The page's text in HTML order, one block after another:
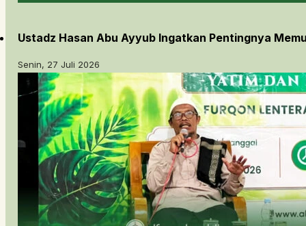
Ustadz Hasan Abu Ayyub Ingatkan Pentingnya
Senin, 27 Juli 2026